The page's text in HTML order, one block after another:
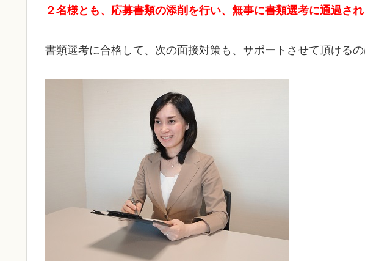
２名様とも、応募書類の添削を行い、無事に書類選考に通過され
書類選考に合格して、次の面接対策も、サポートさせて頂ける